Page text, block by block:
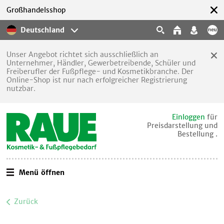
Deutschland
Großhandelsshop
Unser Angebot richtet sich ausschließlich an
Unternehmer, Händler, Gewerbetreibende, Schüler und
Freiberufler der Fußpflege- und Kosmetikbranche. Der
Online-Shop ist nur nach erfolgreicher Registrierung
nutzbar.
Einloggen für
Preisdarstellung und
Bestellung .
Menü öffnen
Zurück